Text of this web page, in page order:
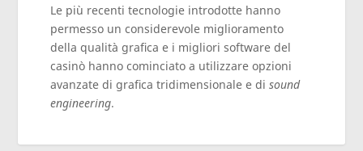
Le più recenti tecnologie introdotte hanno
permesso un considerevole miglioramento
della qualità grafica e i migliori software del
casinò hanno cominciato a utilizzare opzioni
avanzate di grafica tridimensionale e disound
engineering.